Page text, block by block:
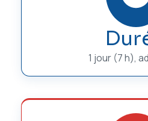
1 jour (7 h),